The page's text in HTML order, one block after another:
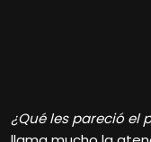
¿Qué les pareció el